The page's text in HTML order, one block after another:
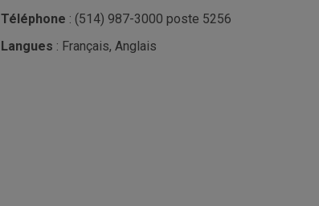
Téléphone : (514) 987-3000 poste 5256
Langues : Français, Anglais